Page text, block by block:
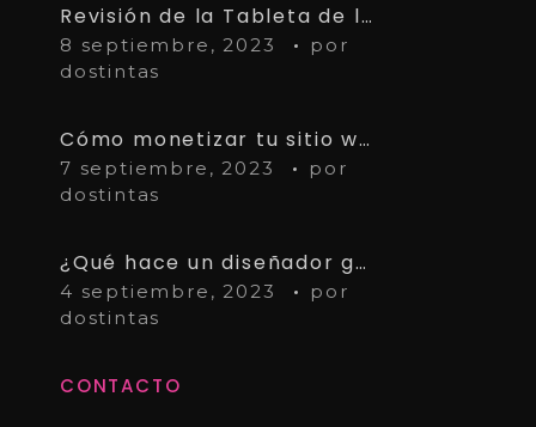
Revisión de la Tableta de lápiz Wacom Intuos Pro Paper Edition PTH660P: Pros y contras
8 septiembre, 2023
por
dostintas
Cómo monetizar tu sitio web con AdSense: Guía paso a paso
7 septiembre, 2023
por
dostintas
¿Qué hace un diseñador gráfico?
4 septiembre, 2023
por
dostintas
CONTACTO